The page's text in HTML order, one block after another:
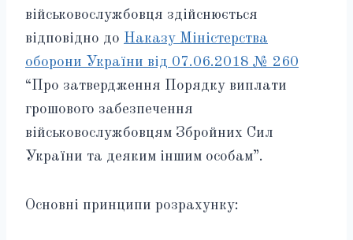
військовослужбовця здійснюється
відповідно до Наказу Міністерства
оборони України від 07.06.2018 № 260
“Про затвердження Порядку виплати
грошового забезпечення
військовослужбовцям Збройних Сил
України та деяким іншим особам”.
Основні принципи розрахунку: